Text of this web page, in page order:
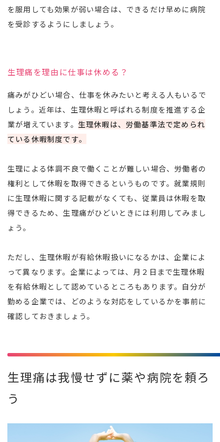
を服用しても効果が弱い場合は、できるだけ早めに病院
を受診するようにしましょう。
生理痛を理由に仕事は休める？
痛みがひどい場合、仕事を休みたいと考える人もいるで
しょう。近年は、生理休暇と呼ばれる制度を推進する企
業が増えています。 生理休暇は、労働基準法で定められ
ている休暇制度です。
生理による体調不良で働くことが難しい場合、労働者の
権利として休暇を取得できるというものです。就業規則
に生理休暇に関する記載がなくても、従業員は休暇を取
得できるため、生理痛がひどいときには利用してみまし
ょう。
ただし、生理休暇が有給休暇扱いになるかは、企業によ
って異なります。企業によっては、月２日まで生理休暇
を有給休暇として認めているところもあります。自分が
勤める企業では、どのような対応をしているかを事前に
確認しておきましょう。
生理痛は我慢せずに薬や病院を頼ろ
う